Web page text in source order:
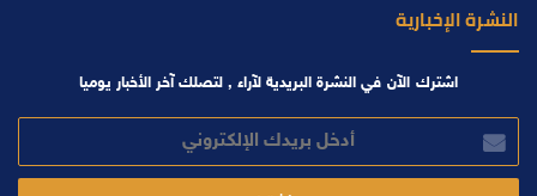
النشرة الإخبارية
اشترك الآن في النشرة البريدية لآراء , لتصلك آخر الأخبار يوميا
بريدك
الإلكتروني